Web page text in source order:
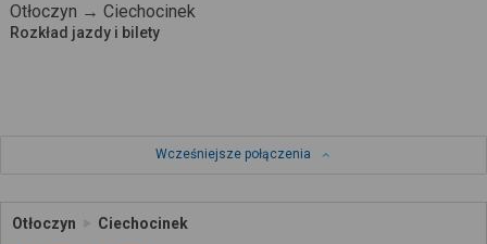
Otłoczyn → Ciechocinek
Rozkład jazdy i bilety
Wcześniejsze połączenia
Otłoczyn Ciechocinek